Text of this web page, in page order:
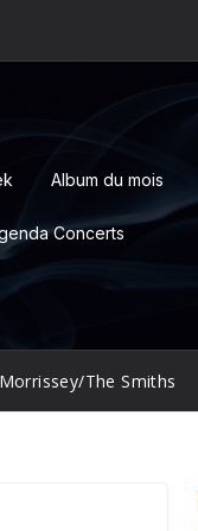
Album du mois
Concerts
Morrissey/The Smiths